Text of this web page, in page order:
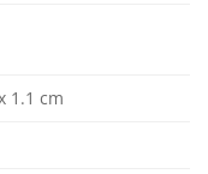
1.1 cm